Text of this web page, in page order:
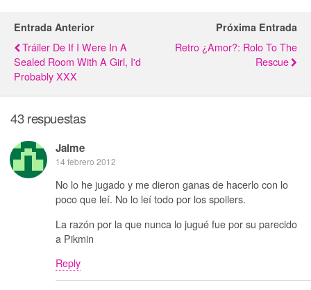
Entrada Anterior
Tráiler De If I Were In A
Sealed Room With A Girl, I'd
Probably XXX
Próxima Entrada
Retro ¿Amor?: Rolo To The
Rescue
43 respuestas
Jaime
14 febrero 2012
No lo he jugado y me dieron ganas de hacerlo con lo
poco que leí. No lo leí todo por los spoilers.
La razón por la que nunca lo jugué fue por su parecido
a Pikmin
Reply